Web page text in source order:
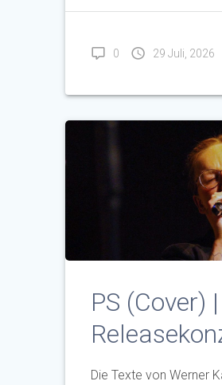
0 29 Juli, 2026
PS (Cover) |
Die Texte von Werner